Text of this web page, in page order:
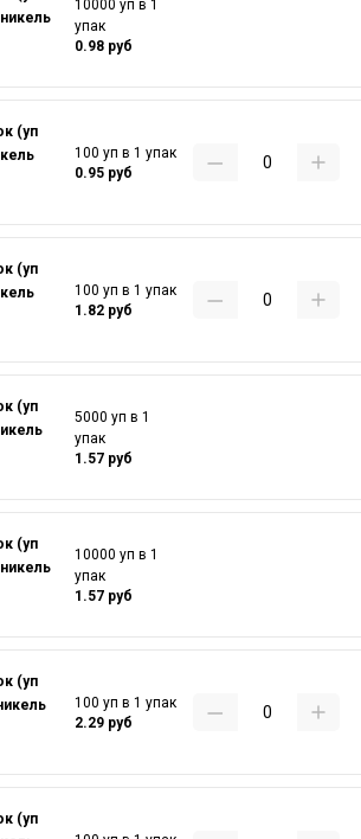
10000 уп в 1
упак
0.98 руб
(уп
100 уп в 1 упак
0.95 руб
(уп
100 уп в 1 упак
1.82 руб
(уп
5000 уп в 1
упак
1.57 руб
(уп
10000 уп в 1
упак
1.57 руб
(уп
100 уп в 1 упак
2.29 руб
(уп